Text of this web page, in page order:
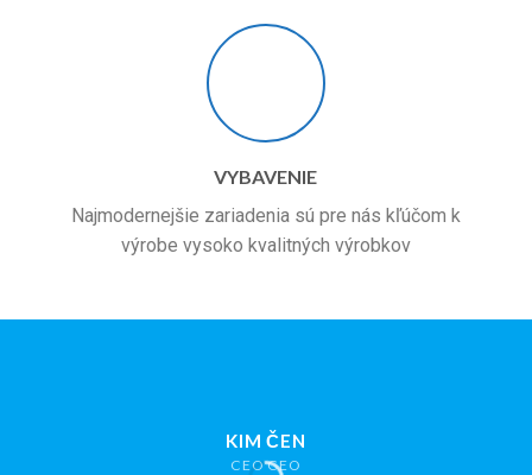
VYBAVENIE
Najmodernejšie zariadenia sú pre nás kľúčom k
výrobe vysoko kvalitných výrobkov
KIM ČEN
CEO CEO